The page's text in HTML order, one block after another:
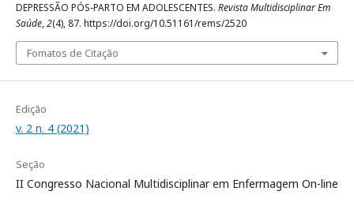
DEPRESSÃO PÓS-PARTO EM ADOLESCENTES. Revista Multidisciplinar Em
Saúde,2(4), 87. https://doi.org/10.51161/rems/2520
Fomatos de Citação
Edição
v. 2 n. 4 (2021)
Seção
II Congresso Nacional Multidisciplinar em Enfermagem On-line